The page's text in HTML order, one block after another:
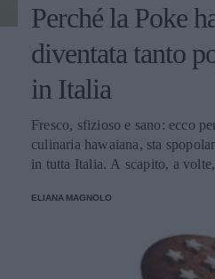
Perché la Poke
diventata tanto
in Italia
Fresco, sfizioso e sano: ecco
culinaria hawaiana, sta
in tutta Italia. A scapito, a
ELIANA MAGNOLO